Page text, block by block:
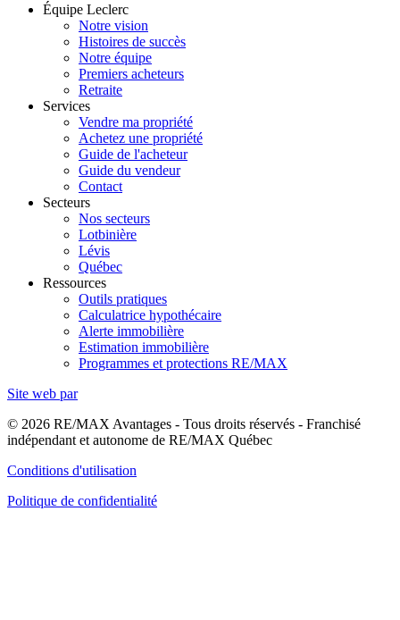
Équipe Leclerc
Notre vision
Histoires de succès
Notre équipe
Premiers acheteurs
Retraite
Services
Vendre ma propriété
Achetez une propriété
Guide de l'acheteur
Guide du vendeur
Contact
Secteurs
Nos secteurs
Lotbinière
Lévis
Québec
Ressources
Outils pratiques
Calculatrice hypothécaire
Alerte immobilière
Estimation immobilière
Programmes et protections RE/MAX
Site web par
© 2026 RE/MAX Avantages - Tous droits réservés - Franchisé
indépendant et autonome de RE/MAX Québec
Conditions d'utilisation
Politique de confidentialité